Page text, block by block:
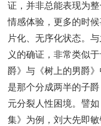
证，并非总能表现为
情感体验，更多的时
片化、无序化状态。
义的确证，非常类似
爵》与《树上的男爵
是那个分成两半的子
元分裂人性困境。譬
集》为例，刘大先即